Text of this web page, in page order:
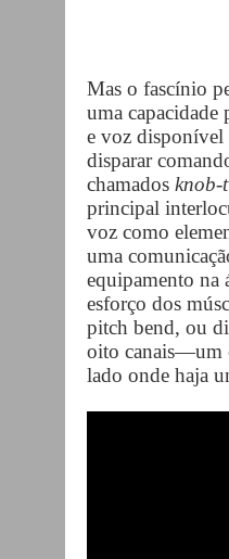
Mas o fascínio
uma capacidade
e voz disponível
disparar
chamados knob-
principal
voz como
uma
equipamento na
esforço dos
pitch bend, ou
oito canais—um
lado onde haja